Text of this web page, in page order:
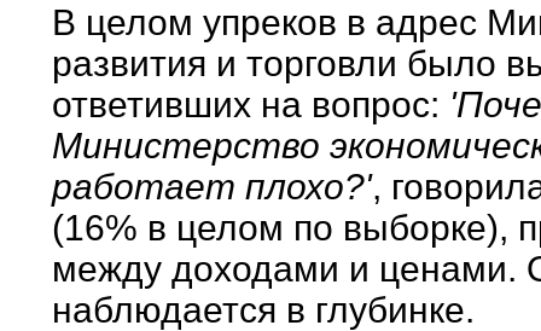
В целом упреков в адрес
развития и торговли было
ответивших на вопрос:
Министерство
работает плохо?',
(16% в целом по выборке),
между доходами и ценами.
наблюдается в глубинке.